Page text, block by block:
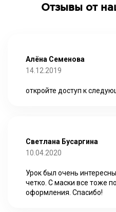
Отзывы от
Алёна Семенова
14.12.2019
откройте доступ к
Светлана Бусаргина
10.04.2020
Урок был очень
четко. С маски все тоже
оформления. Спасибо!